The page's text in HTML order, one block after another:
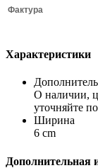
Фактура
Характеристики
О наличии,
уточняйте
Ширина
6 cm
Дополнительная